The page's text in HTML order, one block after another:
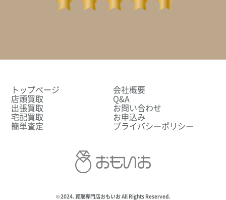
トップページ
店頭買取
出張買取
宅配買取
簡単査定
会社概要
Q&A
お問い合わせ
お申込み
プライバシーポリシー
© 2024. 買取専門店おもいお All Rights Reserved.